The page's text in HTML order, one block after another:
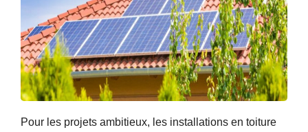
Pour les projets ambitieux, les installations en toiture